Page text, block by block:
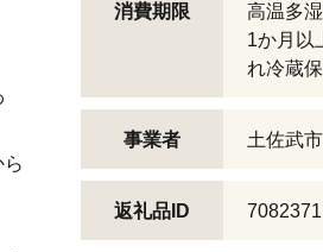
消費期限
高温多
1か月以
れ冷蔵
事業者 土佐武
返礼品ID 7082371